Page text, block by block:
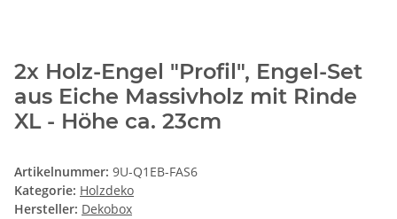
2x Holz-Engel "Profil", Engel-Set
aus Eiche Massivholz mit Rinde
XL - Höhe ca. 23cm
Artikelnummer: 9U-Q1EB-FAS6
Kategorie: Holzdeko
Hersteller: Dekobox